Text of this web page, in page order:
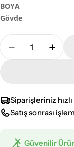
BOYA
Gövde
Adet
KartaşKlasik
Siparişleriniz
Satış sonrası
Güvenilir